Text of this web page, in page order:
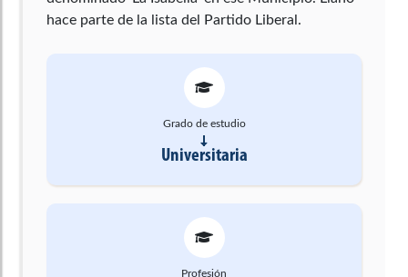
hace parte de la lista del Partido Liberal.
Grado de estudio
Universitaria
Profesión